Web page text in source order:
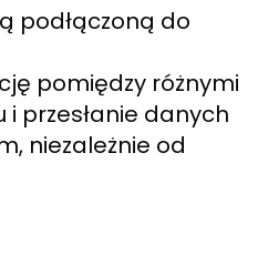
podłączoną do
pomiędzy różnymi
przesłanie danych
niezależnie od